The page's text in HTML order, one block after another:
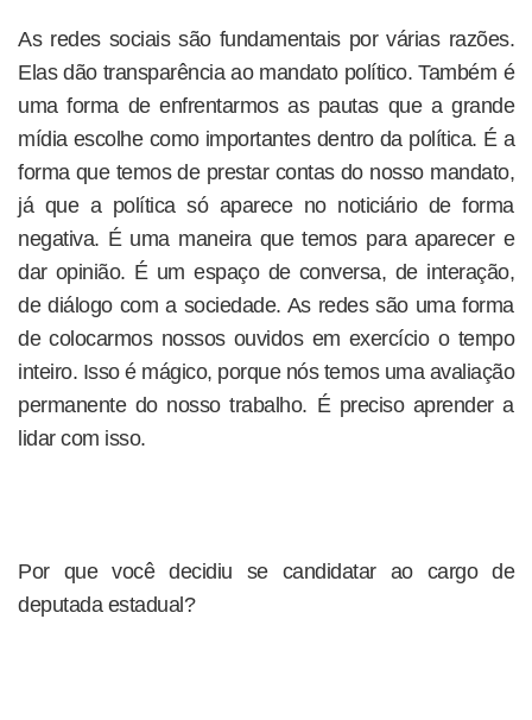
As redes sociais são fundamentais por várias razões.
Elas dão transparência ao mandato político. Também é
uma forma de enfrentarmos as pautas que a grande
mídia escolhe como importantes dentro da política. É a
forma que temos de prestar contas do nosso mandato,
já que a política só aparece no noticiário de forma
negativa. É uma maneira que temos para aparecer e
dar opinião. É um espaço de conversa, de interação,
de diálogo com a sociedade. As redes são uma forma
de colocarmos nossos ouvidos em exercício o tempo
inteiro. Isso é mágico, porque nós temos uma avaliação
permanente do nosso trabalho. É preciso aprender a
lidar com isso.
Por que você decidiu se candidatar ao cargo de
deputada estadual?